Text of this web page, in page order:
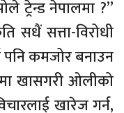
ट्रेन्ड नेपालमा ?”
सधैं सत्ता-विरोधी
पनि कमजोर बनाउन
खासगरी ओलीको
खारेज गर्न,